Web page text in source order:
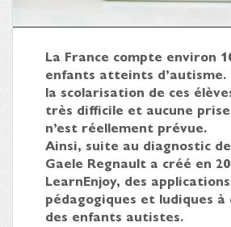
La France compte environ
enfants atteints d’autisme.
la scolarisation de ces
très difficile et aucune
n’est réellement prévue.
Ainsi, suite au diagnostic
Gaele Regnault a créé en
LearnEnjoy, des applications
pédagogiques et ludiques
des enfants autistes.